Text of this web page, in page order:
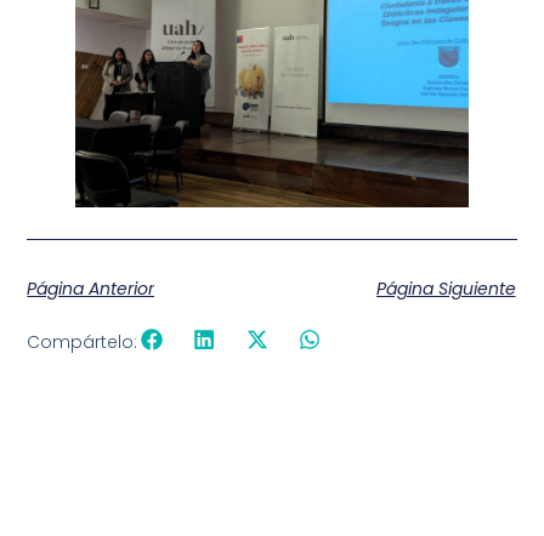
Página Anterior Página Siguiente
Compártelo: